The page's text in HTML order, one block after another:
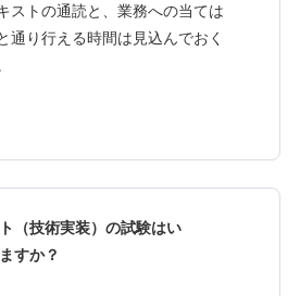
ストの通読と、業務への当ては
通り行える時間は見込んでおく
（技術実装）の試験はい
すか？